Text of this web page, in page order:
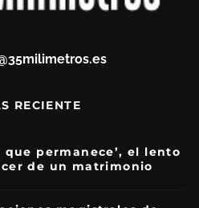
RECIENTE
que permanece’, el lento
de un matrimonio